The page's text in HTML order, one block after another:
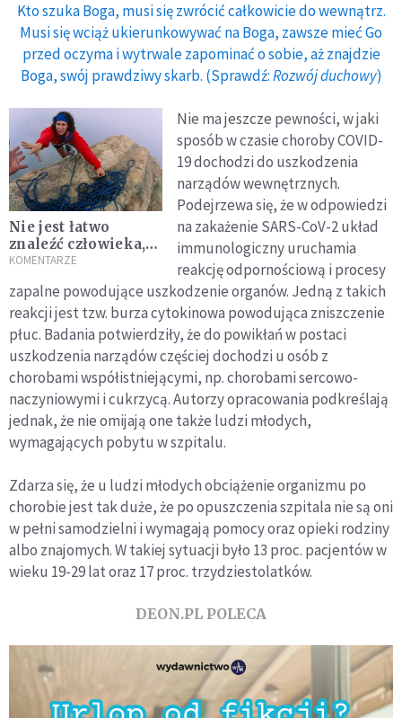
Kto szuka Boga, musi się zwrócić całkowicie do wewnątrz.
Musi się wciąż ukierunkowywać na Boga, zawsze mieć Go
przed oczyma i wytrwale zapominać o sobie, aż znajdzie
Boga, swój prawdziwy skarb. (Sprawdź:Rozwój duchowy)
Nie jest łatwo
znaleźć człowieka,
który potrafi
KOMENTARZE
Nie ma jeszcze pewności, w jaki
sposób w czasie choroby COVID-
19 dochodzi do uszkodzenia
narządów wewnętrznych.
Podejrzewa się, że w odpowiedzi
na zakażenie SARS-CoV-2 układ
immunologiczny uruchamia
reakcję odpornościową i procesy
zapalne powodujące uszkodzenie organów. Jedną z takich
reakcji jest tzw. burza cytokinowa powodująca zniszczenie
płuc. Badania potwierdziły, że do powikłań w postaci
uszkodzenia narządów częściej dochodzi u osób z
chorobami współistniejącymi, np. chorobami sercowo-
naczyniowymi i cukrzycą. Autorzy opracowania podkreślają
jednak, że nie omijają one także ludzi młodych,
wymagających pobytu w szpitalu.
Zdarza się, że u ludzi młodych obciążenie organizmu po
chorobie jest tak duże, że po opuszczenia szpitala nie są oni
w pełni samodzielni i wymagają pomocy oraz opieki rodziny
albo znajomych. W takiej sytuacji było 13 proc. pacjentów w
wieku 19-29 lat oraz 17 proc. trzydziestolatków.
DEON.PL POLECA